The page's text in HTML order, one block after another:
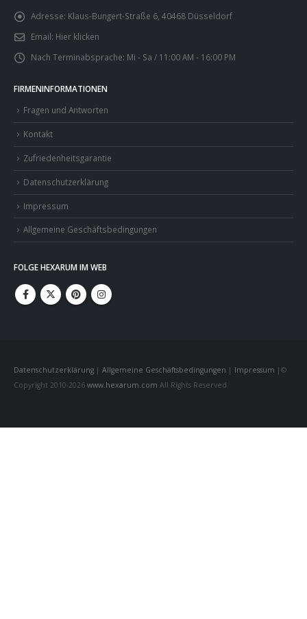
Adresse: Klaus-Bungert-Straße 6, 40468 Düsseldorf
Email: Hier klicken
Nach Terminabsprache: Mi - Sa / 11:00 AM - 16:00 PM
FIRMENINFORMATIONEN
Fragen und Antworten
Kontakt
Zufriedenheitsgarantie
Datenschutzerklärung
Impressum
Allgemeine Geschäftsbedingungen
FOLGE HEXARUM IM WEB
Datenschutzerklärung | Allgemeine Geschäftsbedingungen | Impressum |©
Copyright 2010-2026 www.hexarum.com All Rights Reserved